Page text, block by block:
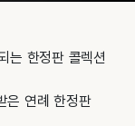
는 한정판 콜렉션
은 연례 한정판